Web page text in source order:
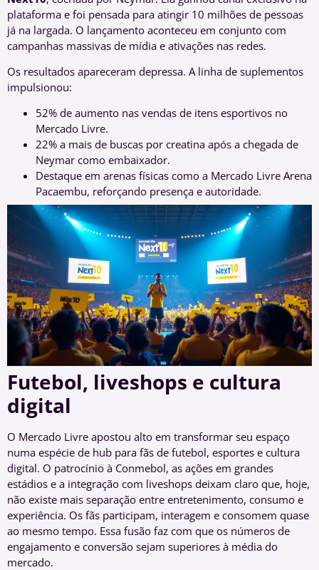
plataforma e foi pensada para atingir 10 milhões de pessoas
já na largada. O lançamento aconteceu em conjunto com
campanhas massivas de mídia e ativações nas redes.
Os resultados apareceram depressa. A linha de suplementos
impulsionou:
52% de aumento nas vendas de itens esportivos no
Mercado Livre.
22% a mais de buscas por creatina após a chegada de
Neymar como embaixador.
Destaque em arenas físicas como a Mercado Livre Arena
Pacaembu, reforçando presença e autoridade.
Futebol, liveshops e cultura
digital
O Mercado Livre apostou alto em transformar seu espaço
numa espécie de hub para fãs de futebol, esportes e cultura
digital. O patrocínio à Conmebol, as ações em grandes
estádios e a integração com liveshops deixam claro que, hoje,
não existe mais separação entre entretenimento, consumo e
experiência. Os fãs participam, interagem e consomem quase
ao mesmo tempo. Essa fusão faz com que os números de
engajamento e conversão sejam superiores à média do
mercado.